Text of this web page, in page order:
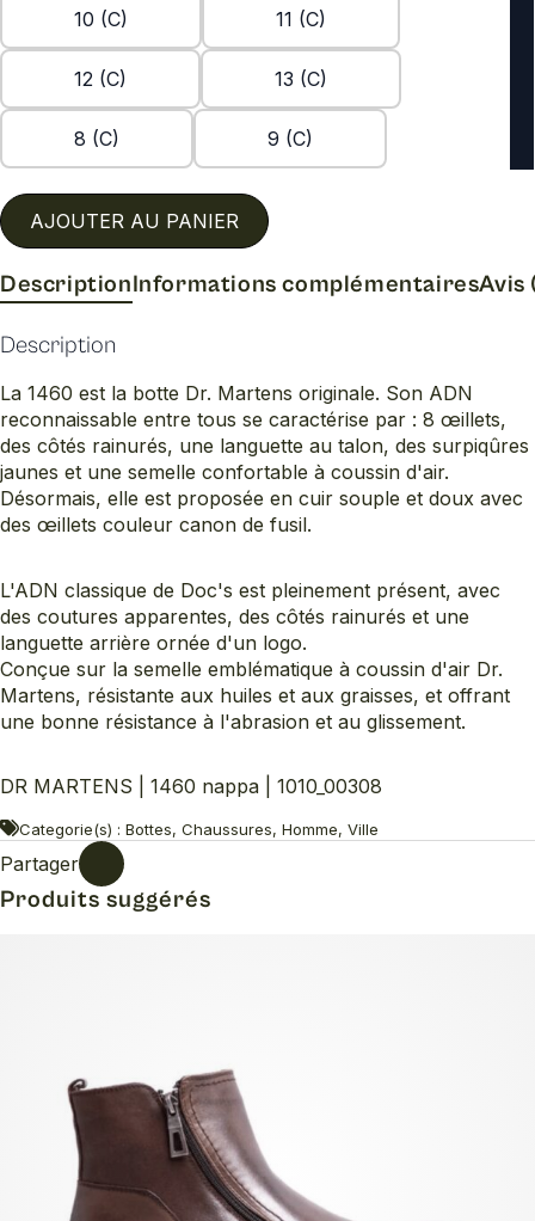
10 (C) 11 (C)
12 (C) 13 (C)
8 (C) 9 (C)
AJOUTER AU PANIER
DescriptionInformations complémentairesAvis
Description
La 1460 est la botte Dr. Martens originale. Son ADN
reconnaissable entre tous se caractérise par : 8 œillets,
des côtés rainurés, une languette au talon, des surpiqûres
jaunes et une semelle confortable à coussin d'air.
Désormais, elle est proposée en cuir souple et doux avec
des œillets couleur canon de fusil.
L'ADN classique de Doc's est pleinement présent, avec
des coutures apparentes, des côtés rainurés et une
languette arrière ornée d'un logo.
Conçue sur la semelle emblématique à coussin d'air Dr.
Martens, résistante aux huiles et aux graisses, et offrant
une bonne résistance à l'abrasion et au glissement.
DR MARTENS | 1460 nappa | 1010_00308
Categorie(s) : Bottes, Chaussures, Homme, Ville
Partager
Produits suggérés